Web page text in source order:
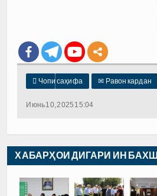
 Чопи саҳифа ✉ Равон кардан
Июнь 10, 2025 15:04
ХАБАРҲОИ ДИГАРИ ИН БАХШ